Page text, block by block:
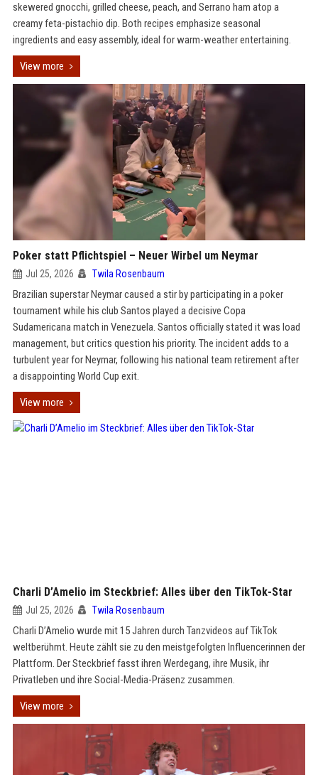
skewered gnocchi, grilled cheese, peach, and Serrano ham atop a
creamy feta-pistachio dip. Both recipes emphasize seasonal
ingredients and easy assembly, ideal for warm-weather entertaining.
View more
Poker statt Pflichtspiel – Neuer Wirbel um Neymar
Jul 25, 2026 Twila Rosenbaum
Brazilian superstar Neymar caused a stir by participating in a poker
tournament while his club Santos played a decisive Copa
Sudamericana match in Venezuela. Santos officially stated it was load
management, but critics question his priority. The incident adds to a
turbulent year for Neymar, following his national team retirement after
a disappointing World Cup exit.
View more
Charli D’Amelio im Steckbrief: Alles über den TikTok-Star
Jul 25, 2026 Twila Rosenbaum
Charli D’Amelio wurde mit 15 Jahren durch Tanzvideos auf TikTok
weltberühmt. Heute zählt sie zu den meistgefolgten Influencerinnen der
Plattform. Der Steckbrief fasst ihren Werdegang, ihre Musik, ihr
Privatleben und ihre Social-Media-Präsenz zusammen.
View more